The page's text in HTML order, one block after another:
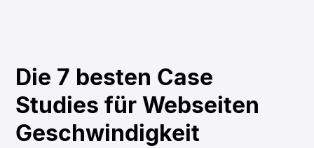
Die 7 besten Case
Studies für Webseiten
Geschwindigkeit